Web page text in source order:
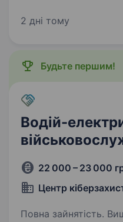
установка та
2 дні тому
Будьте першим!
Водій-
22 000 – 23 000
Центр
Повна зайнятість. Вища